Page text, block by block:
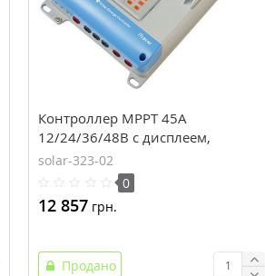
Контроллер MPPT 45A
12/24/36/48В с дисплеем,
(iT4415ND), EPsolar(EPEVER)
solar-323-02
0
12 857грн.
Продано